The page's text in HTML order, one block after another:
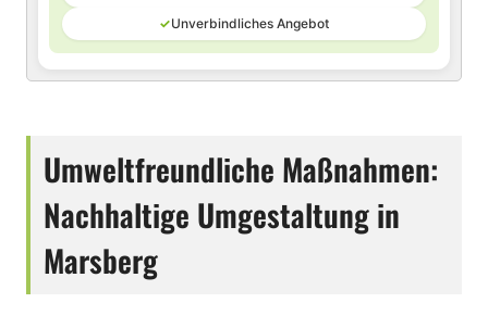
✓Unverbindliches Angebot
Umweltfreundliche Maßnahmen:
Nachhaltige Umgestaltung in
Marsberg